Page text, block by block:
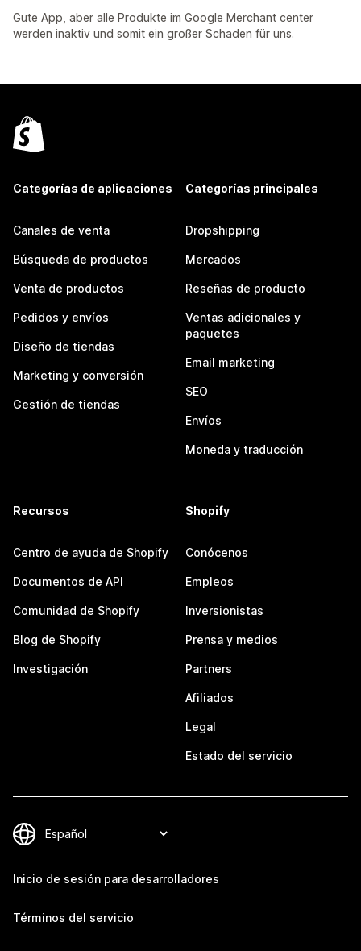
Gute App, aber alle Produkte im Google Merchant center
werden inaktiv und somit ein großer Schaden für uns.
Categorías de aplicaciones
Canales de venta
Búsqueda de productos
Venta de productos
Pedidos y envíos
Diseño de tiendas
Marketing y conversión
Gestión de tiendas
Categorías principales
Dropshipping
Mercados
Reseñas de producto
Ventas adicionales y
paquetes
Email marketing
SEO
Envíos
Moneda y traducción
Recursos
Centro de ayuda de Shopify
Documentos de API
Comunidad de Shopify
Blog de Shopify
Investigación
Shopify
Conócenos
Empleos
Inversionistas
Prensa y medios
Partners
Afiliados
Legal
Estado del servicio
Inicio de sesión para desarrolladores
Términos del servicio